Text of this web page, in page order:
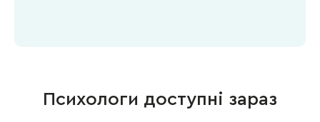
Психологи доступні зараз